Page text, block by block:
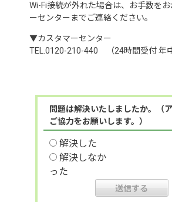
Wi-Fi接続が外れた場合は、お手数を
ーセンターまでご連絡ください。
▼カスタマーセンター
TEL.0120-210-440 （24時間受付 年中
問題は解決いたしましたか。（
ご協力をお願いします。）
解決した
解決しなか
った